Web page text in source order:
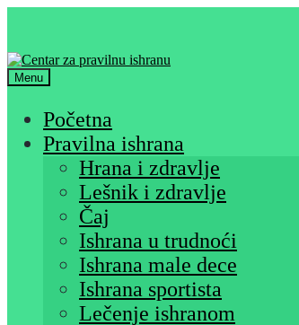
Menu
Početna
Pravilna ishrana
Hrana i zdravlje
Lešnik i zdravlje
Čaj
Ishrana u trudnoći
Ishrana male dece
Ishrana sportista
Lečenje ishranom